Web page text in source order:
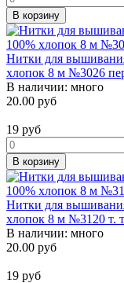
В корзину
Нитки для
хлопок 8 м №3026
В наличии: много
20.00 руб
19 руб
В корзину
Нитки для
хлопок 8 м №3120 т.
В наличии: много
20.00 руб
19 руб